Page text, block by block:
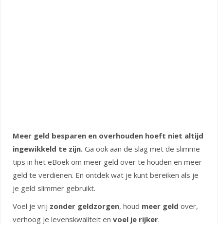
Meer geld besparen en overhouden hoeft niet altijd
ingewikkeld te zijn. Ga ook aan de slag met de slimme
tips in het eBoek om meer geld over te houden en meer
geld te verdienen. En ontdek wat je kunt bereiken als je
je geld slimmer gebruikt.
Voel je vrij zonder geldzorgen, houd meer geld over,
verhoog je levenskwaliteit en voel je rijker.